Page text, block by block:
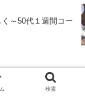
～50代１週間コー
検索